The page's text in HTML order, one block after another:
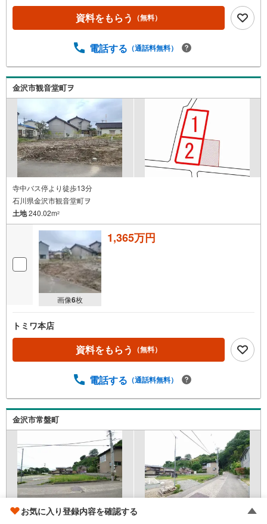
資料をもらう （無料）
電話する （通話料無料）
金沢市観音堂町ヲ
寺中バス停より徒歩13分
石川県金沢市観音堂町ヲ
土地240.02m2
画像6枚
1,365万円
トミワ本店
資料をもらう （無料）
電話する （通話料無料）
金沢市常盤町
材木町バス停より徒歩6分
お気に入り登録内容を確認する